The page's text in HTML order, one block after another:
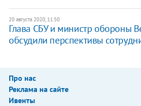
20 августа 2020, 11:50
Глава СБУ и министр обороны
обсудили перспективы
Про нас
Реклама на сайте
Ивенты